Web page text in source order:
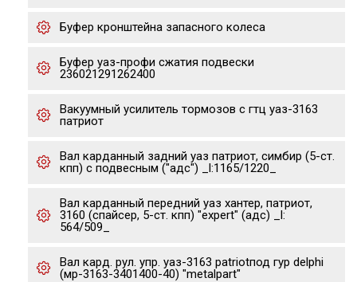
Буфер кронштейна запасного колеса
Буфер уаз-профи сжатия подвески
236021291262400
Вакуумный усилитель тормозов с гтц уаз-3163
патриот
Вал карданный задний уаз патриот, симбир (5-ст.
кпп) с подвесным ("адс") _l:1165/1220_
Вал карданный передний уаз хантер, патриот,
3160 (спайсер, 5-ст. кпп) "expert" (адс) _l:
564/509_
Вал кард. рул. упр. уаз-3163 patriotпод гур delphi
(мр-3163-3401400-40) "metalpart"